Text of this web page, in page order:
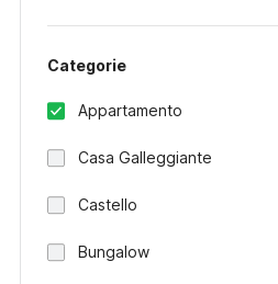
Categorie
Appartamento
Casa Galleggiante
Castello
Bungalow